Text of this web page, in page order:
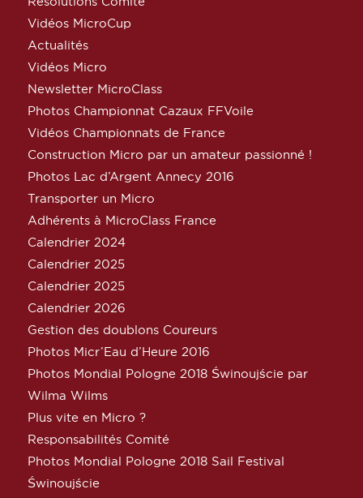
Vidéos MicroCup
Actualités
Vidéos Micro
Newsletter MicroClass
Photos Championnat Cazaux FFVoile
Vidéos Championnats de France
Construction Micro par un amateur passionné !
Photos Lac d’Argent Annecy 2016
Transporter un Micro
Adhérents à MicroClass France
Calendrier 2024
Calendrier 2025
Calendrier 2025
Calendrier 2026
Gestion des doublons Coureurs
Photos Micr’Eau d’Heure 2016
Photos Mondial Pologne 2018 Świnoujście par
Wilma Wilms
Plus vite en Micro ?
Responsabilités Comité
Photos Mondial Pologne 2018 Sail Festival
Świnoujście